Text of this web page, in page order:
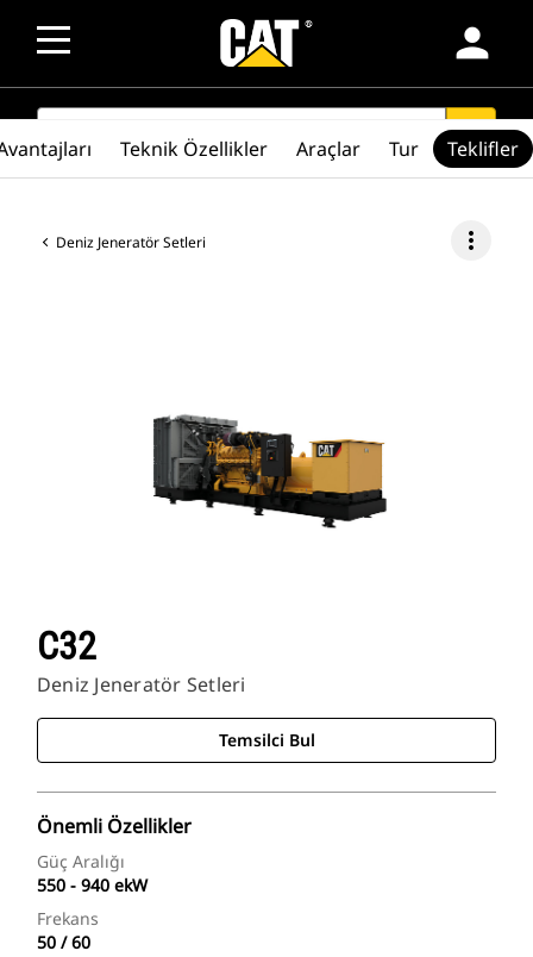
person
SEARCH search
Deniz Jeneratör Setleri more_vert
C32
Deniz Jeneratör Setleri
Temsilci Bul
Önemli Özellikler
Güç Aralığı
550 - 940 ekW
Frekans
50 / 60
Teknik Özellikler Araçlar Tur Teklifler